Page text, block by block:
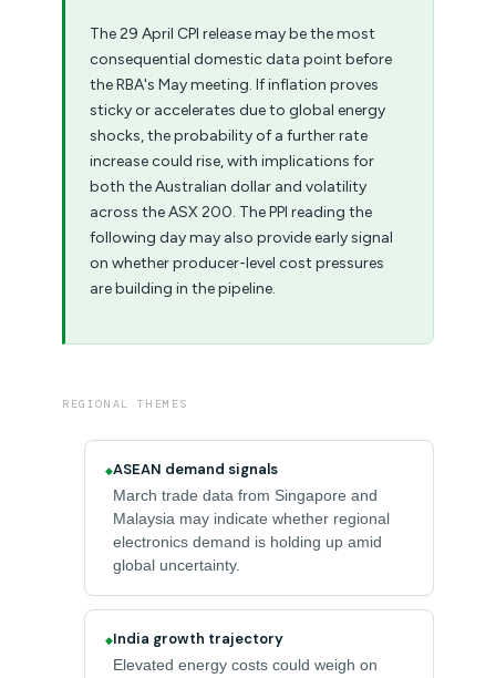
The 29 April CPI release may be the most
consequential domestic data point before
the RBA's May meeting. If inflation proves
sticky or accelerates due to global energy
shocks, the probability of a further rate
increase could rise, with implications for
both the Australian dollar and volatility
across the ASX 200. The PPI reading the
following day may also provide early signal
on whether producer-level cost pressures
are building in the pipeline.
REGIONAL THEMES
◆ASEAN demand signals
March trade data from Singapore and
Malaysia may indicate whether regional
electronics demand is holding up amid
global uncertainty.
◆India growth trajectory
Elevated energy costs could weigh on